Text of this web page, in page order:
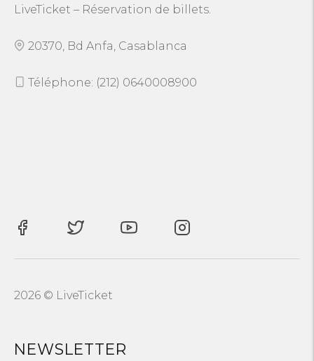
LiveTicket – Réservation de billets.
20370, Bd Anfa, Casablanca
Téléphone: (212) 0640008900
2026 © LiveTicket
NEWSLETTER